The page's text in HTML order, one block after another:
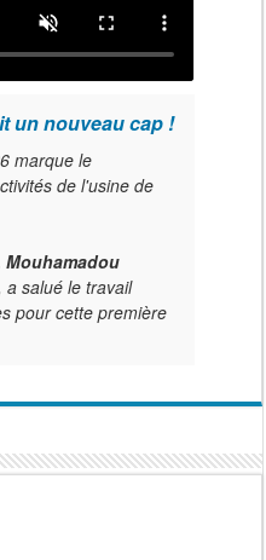
un nouveau cap !
marque le
de l'usine de
Mouhamadou
, a salué le travail
pour cette première